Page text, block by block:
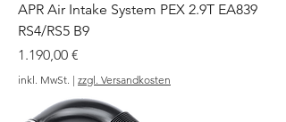
APR Air Intake System PEX 2.9T EA839
RS4/RS5 B9
Preis
1.190,00 €
inkl. MwSt. | zzgl. Versandkosten